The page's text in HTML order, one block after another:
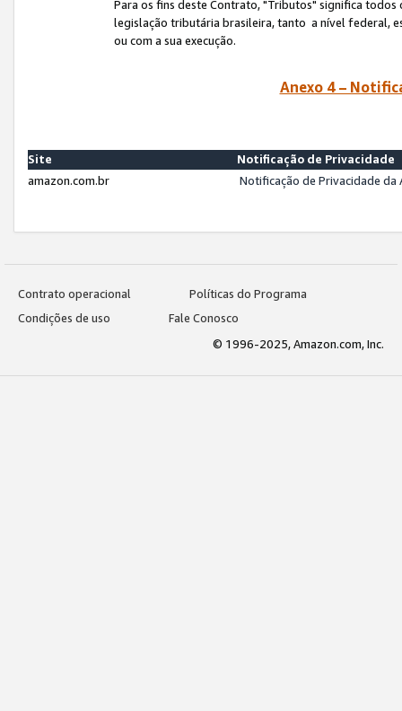
Para os fins deste Contrato, "Tributos" significa
legislação tributária brasileira, tanto a nível federal,
ou com a sua execução.
Anexo 4 –
Site
Notificação de Privacidade
amazon.com.br
Notificação de Privacidade
Contrato operacional
Políticas do Programa
Condições de uso
Fale Conosco
© 1996-2025, Amazon.com, Inc.